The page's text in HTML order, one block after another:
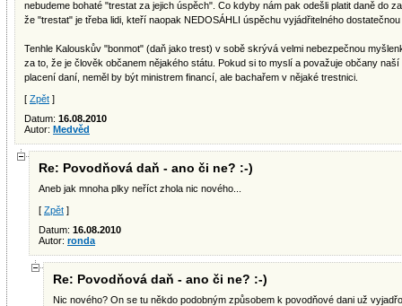
nebudeme bohaté "trestat za jejich úspěch". Co kdyby nám pak odešli platit daně do
že "trestat" je třeba lidi, kteří naopak NEDOSÁHLI úspěchu vyjádřitelného
Tenhle Kalouskův "bonmot" (daň jako trest) v sobě skrývá velmi nebezpečnou
za to, že je člověk občanem nějakého státu. Pokud si to myslí a považuje občany
placení daní, neměl by být ministrem financí, ale bachařem v nějaké trestnici.
[ Zpět ]
Datum: 16.08.2010
Autor: Medvěd
Re: Povodňová daň - ano či ne? :-)
Aneb jak mnoha plky neříct zhola nic nového...
[ Zpět ]
Datum: 16.08.2010
Autor: ronda
Re: Povodňová daň - ano či ne? :-)
Nic nového? On se tu někdo podobným způsobem k povodňové dani už